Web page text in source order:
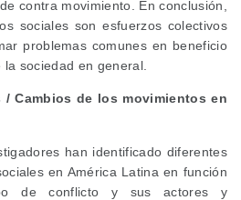
contra movimiento. En conclusión,
sociales son esfuerzos colectivos
problemas comunes en beneficio
sociedad en general.
/ Cambios de los movimientos en
han identificado diferentes
en América Latina en función
de conflicto y sus actores y